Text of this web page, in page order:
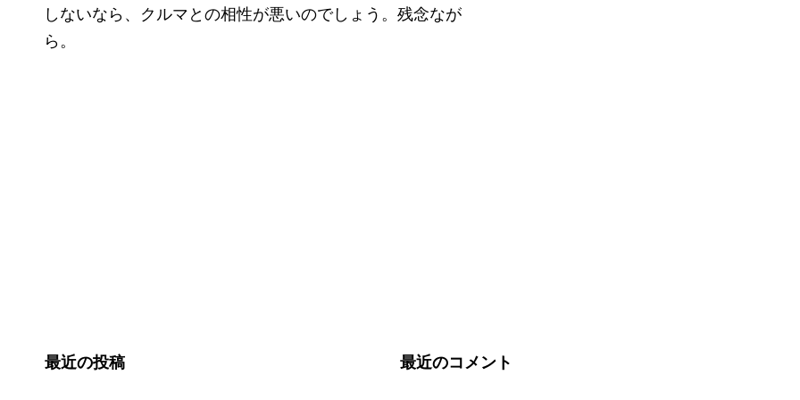
しないなら、クルマとの相性が悪いのでしょう。残念なが
ら。
最近の投稿 最近のコメント